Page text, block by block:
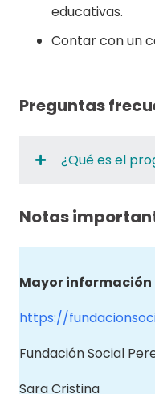
educativas.
Contar con un
Preguntas
¿Qué es el
Notas
Mayor información
https://
Fundación Social
Sara Cristina